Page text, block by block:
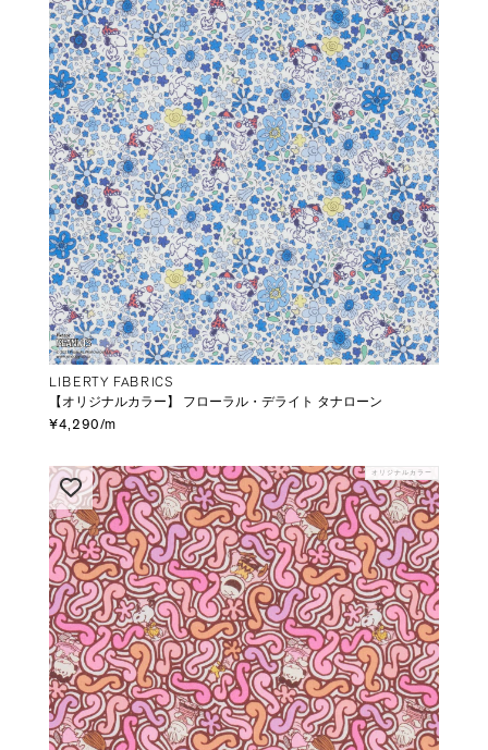
LIBERTY FABRICS
【オリジナルカラー】 フローラル・デライト タナローン
¥4,290/m
オリジナルカラー